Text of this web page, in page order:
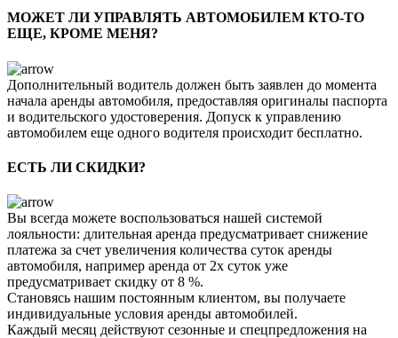
МОЖЕТ ЛИ УПРАВЛЯТЬ АВТОМОБИЛЕМ КТО-ТО
ЕЩЕ, КРОМЕ МЕНЯ?
Дополнительный водитель должен быть заявлен до момента
начала аренды автомобиля, предоставляя оригиналы паспорта
и водительского удостоверения. Допуск к управлению
автомобилем еще одного водителя происходит бесплатно.
ЕСТЬ ЛИ СКИДКИ?
Вы всегда можете воспользоваться нашей системой
лояльности: длительная аренда предусматривает снижение
платежа за счет увеличения количества суток аренды
автомобиля, например аренда от 2х суток уже
предусматривает скидку от 8 %.
Становясь нашим постоянным клиентом, вы получаете
индивидуальные условия аренды автомобилей.
Каждый месяц действуют сезонные и спецпредложения на